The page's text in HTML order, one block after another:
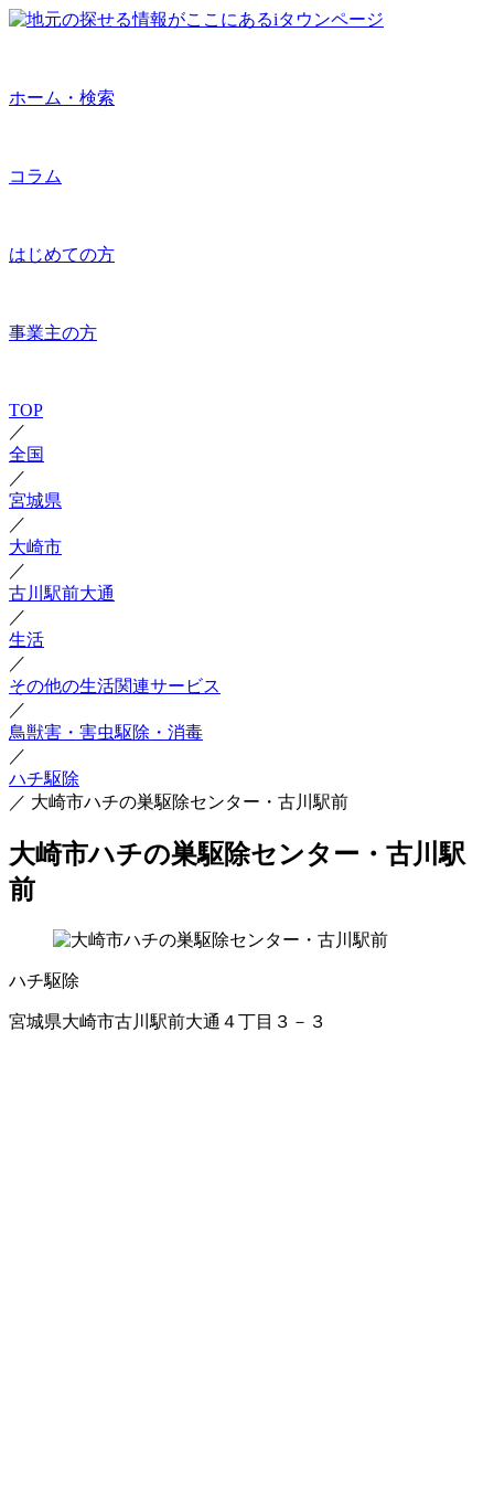
ホーム・検索
コラム
はじめての方
事業主の方
TOP
／
全国
／
宮城県
／
大崎市
／
古川駅前大通
／
生活
／
その他の生活関連サービス
／
鳥獣害・害虫駆除・消毒
／
ハチ駆除
／ 大崎市ハチの巣駆除センター・古川駅前
大崎市ハチの巣駆除センター・古川駅
前
ハチ駆除
宮城県大崎市古川駅前大通４丁目３－３